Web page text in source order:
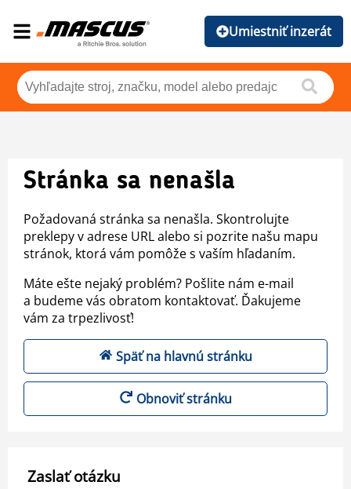
Umiestniť inzerát
Stránka sa nenašla
Požadovaná stránka sa nenašla. Skontrolujte
preklepy v adrese URL alebo si pozrite našu mapu
stránok, ktorá vám pomôže s vaším hľadaním.
Máte ešte nejaký problém? Pošlite nám e-mail
a budeme vás obratom kontaktovať. Ďakujeme
vám za trpezlivosť!
Späť na hlavnú stránku
Obnoviť stránku
Zaslať otázku